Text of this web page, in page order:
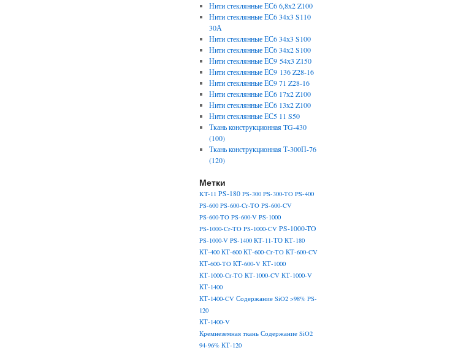
Нити стеклянные ЕС6 6,8х2 Z100
Нити стеклянные ЕС6 34х3 S110
30А
Нити стеклянные ЕС6 34х3 S100
Нити стеклянные ЕС6 34х2 S100
Нити стеклянные ЕС9 54х3 Z150
Нити стеклянные ЕС9 136 Z28-16
Нити стеклянные ЕС9 71 Z28-16
Нити стеклянные ЕС6 17х2 Z100
Нити стеклянные ЕС6 13х2 Z100
Нити стеклянные ЕС5 11 S50
Ткань конструкционная TG-430
(100)
Ткань конструкционная Т-300П-76
(120)
Метки
KT-11 PS-180 PS-300 PS-300-TO PS-400
PS-600 PS-600-Cr-TO PS-600-CV
PS-600-TO PS-600-V PS-1000
PS-1000-Cr-TO PS-1000-CV PS-1000-TO
PS-1000-V PS-1400 КТ-11-ТО КТ-180
КТ-400 КТ-600 КТ-600-Cr-TO КТ-600-CV
КТ-600-TO КТ-600-V КТ-1000
КТ-1000-Cr-TO КТ-1000-CV КТ-1000-V
КТ-1400
КТ-1400-CV Содержание SiO2 >98% PS-
120
КТ-1400-V
Кремнеземная ткань Содержание SiO2
94-96% КТ-120